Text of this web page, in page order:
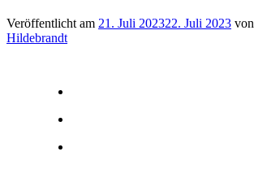
Veröffentlicht am 21. Juli 202322. Juli 2023 von
Hildebrandt